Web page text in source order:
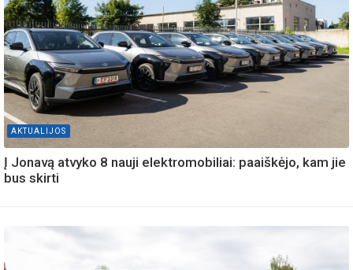
AKTUALIJOS
Į Jonavą atvyko 8 nauji elektromobiliai: paaiškėjo, kam jie
bus skirti